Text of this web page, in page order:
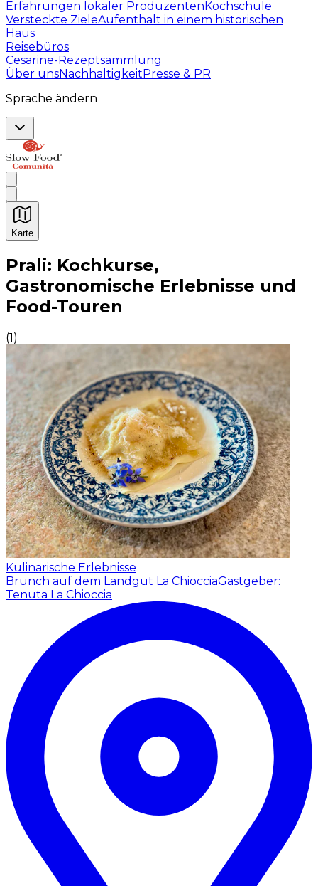
Erfahrungen lokaler ProduzentenKochschule
Versteckte ZieleAufenthalt in einem historischen
Haus
Reisebüros
Cesarine-Rezeptsammlung
Über unsNachhaltigkeitPresse & PR
Sprache ändern
Karte
Unvergessliche kulinarische Erlebnisse:
Prali: Kochkurse,
Gastronomische Erlebnisse und
Food-Touren
(1)
Kulinarische Erlebnisse
Brunch auf dem Landgut La ChiocciaGastgeber:
Tenuta La Chioccia